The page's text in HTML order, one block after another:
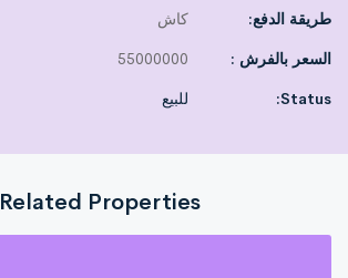
طريقة الدفع:
كاش
السعر بالفرش :
55000000
Status:
للبيع
Related Properties